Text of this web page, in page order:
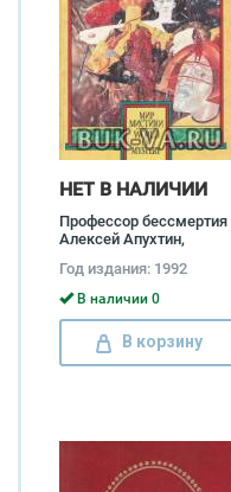
НЕТ В НАЛИЧИИ
Профессор бессмертия
Алексей Апухтин,
Митрофан Лодыженский
Год издания: 1992
В наличии 0
В корзину